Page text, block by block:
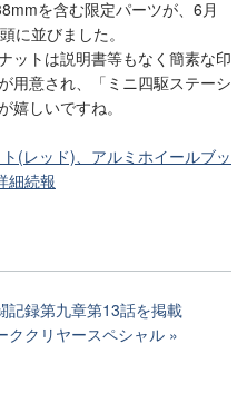
を含む限定パーツが、6月
に並びました。
ットは説明書等もなく簡素な印
用意され、「ミニ四駆ステーシ
嬉しいですね。
(レッド)、アルミホイールブッ
細続報
記録第九章第13話を掲載
ククリヤースペシャル